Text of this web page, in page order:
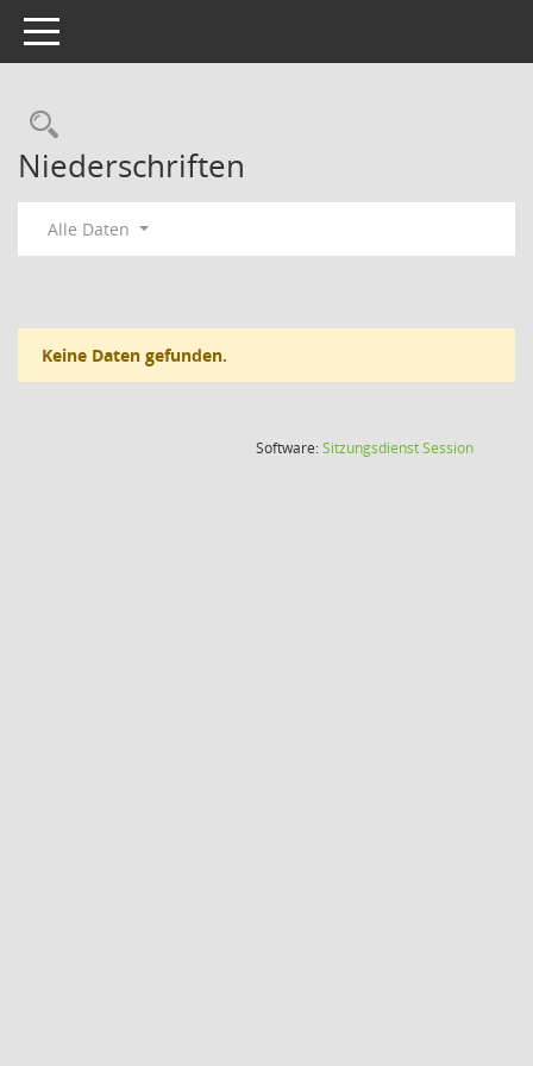
Toggle navigation
Rechercheauswahl
Niederschriften
Alle Daten
Keine Daten gefunden.
Software:SitzungsdienstSession(Wird in